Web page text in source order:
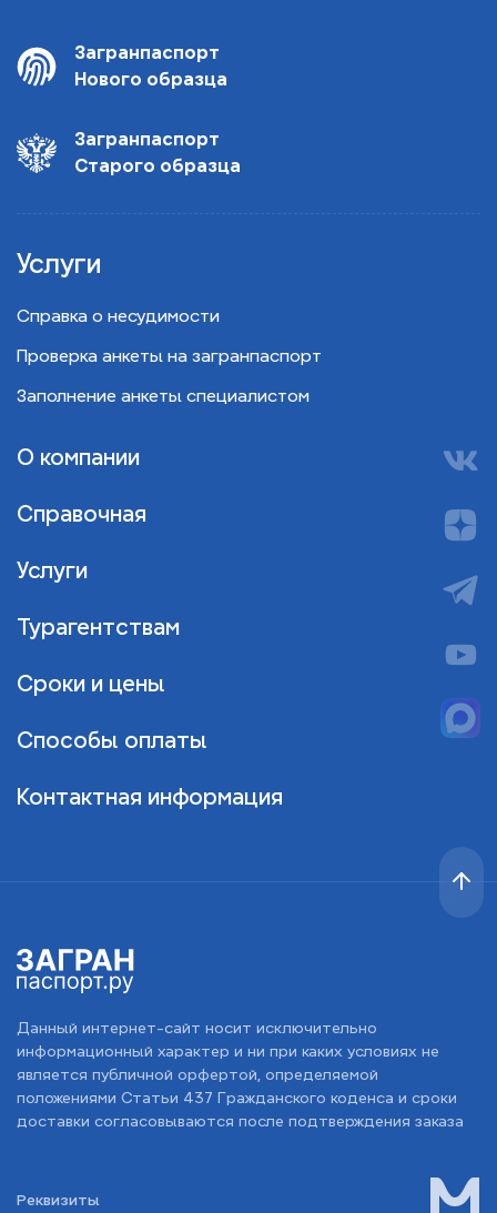
Загранпаспорт
Нового образца
Загранпаспорт
Старого образца
Услуги
Справка о несудимости
Проверка анкеты на загранпаспорт
Заполнение анкеты специалистом
О компании
Справочная
Услуги
Турагентствам
Сроки и цены
Способы оплаты
Контактная информация
Данный интернет-сайт носит исключительно
информационный характер и ни при каких условиях не
является публичной орфертой, определяемой
положениями Статьи 437 Гражданского коденса и сроки
доставки согласовываются после подтверждения заказа
Реквизиты